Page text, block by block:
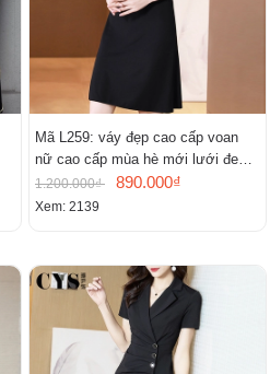
Mã L259: váy đẹp cao cấp voan
nữ cao cấp mùa hè mới lưới đen
cao cấp khí chất nhỏ tay ngắn
1.200.000₫ 890.000₫
Xem: 2139